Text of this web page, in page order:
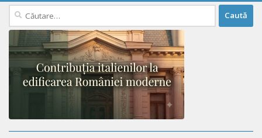
Caută
după: